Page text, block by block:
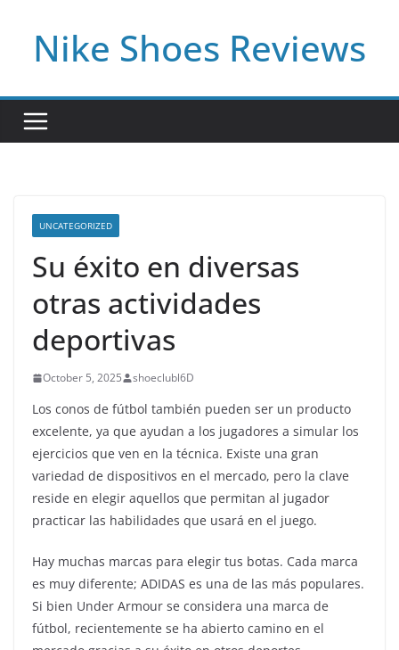
contentNike Shoes Reviews
UNCATEGORIZED
Su éxito en diversas
otras actividades
deportivas
October 5, 2025 shoeclubl6D
Los conos de fútbol también pueden ser un producto
excelente, ya que ayudan a los jugadores a simular los
ejercicios que ven en la técnica. Existe una gran
variedad de dispositivos en el mercado, pero la clave
reside en elegir aquellos que permitan al jugador
practicar las habilidades que usará en el juego.
Hay muchas marcas para elegir tus botas. Cada marca
es muy diferente; ADIDAS es una de las más populares.
Si bien Under Armour se considera una marca de
fútbol, ​​recientemente se ha abierto camino en el